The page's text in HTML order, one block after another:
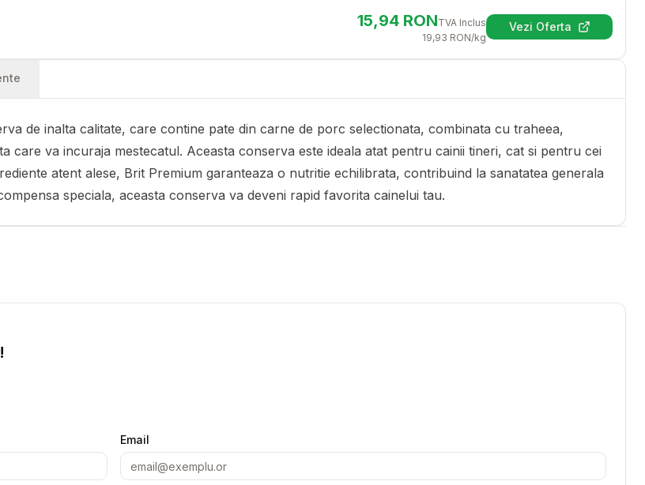
15,94 RONTVA Inclus
19,93 RON/kg
Vezi Oferta(se deschide
de inalta calitate, care contine pate din carne de porc selectionata, combinata cu traheea,
va incuraja mestecatul. Aceasta conserva este ideala atat pentru cainii tineri, cat si pentru cei
atent alese, Brit Premium garanteaza o nutritie echilibrata, contribuind la sanatatea generala
speciala, aceasta conserva va deveni rapid favorita cainelui tau.
Email